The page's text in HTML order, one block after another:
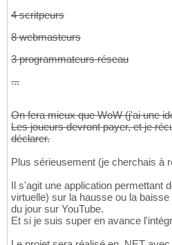
4 scritpeurs
8 webmasteurs
3 programmateurs réseau
...
On fera mieux que WoW (j'ai une
Les joueurs devront payer, et je
déclarer.
Plus sérieusement (je cherchais à
Il s'agit une application permettant
virtuelle) sur la hausse ou la
du jour sur YouTube.
Et si je suis super en avance